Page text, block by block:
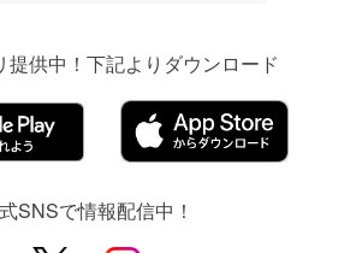
提供中！下記よりダウンロード
SNSで情報配信中！